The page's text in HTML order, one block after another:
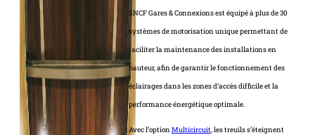
SNCF Gares & Connexions est équipé à plus de 30
systèmes de motorisation unique permettant de
faciliter la maintenance des installations en
hauteur, afin de garantir le fonctionnement des
éclairages dans les zones d’accès difficile et la
performance énergétique optimale.
Avec l’optionMulticircuit, les treuils s’éteignent